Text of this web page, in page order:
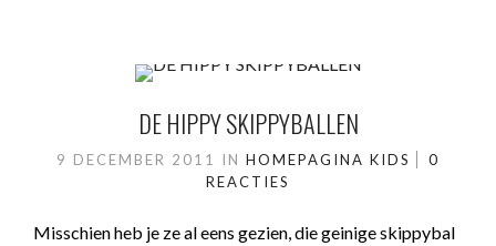
DE HIPPY SKIPPYBALLEN
9 DECEMBER 2011 IN HOMEPAGINA KIDS
0
REACTIES
Misschien heb je ze al eens gezien, die geinige skippybal